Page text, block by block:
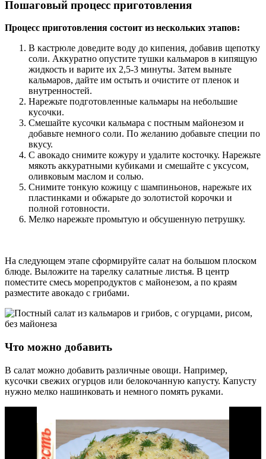
Пошаговый процесс приготовления
Процесс приготовления состоит из нескольких этапов:
В кастрюле доведите воду до кипения, добавив щепотку
соли. Аккуратно опустите тушки кальмаров в кипящую
жидкость и варите их 2,5-3 минуты. Затем выньте
кальмаров, дайте им остыть и очистите от пленок и
внутренностей.
Нарежьте подготовленные кальмары на небольшие
кусочки.
Смешайте кусочки кальмара с постным майонезом и
добавьте немного соли. По желанию добавьте специи по
вкусу.
С авокадо снимите кожуру и удалите косточку. Нарежьте
мякоть аккуратными кубиками и смешайте с уксусом,
оливковым маслом и солью.
Снимите тонкую кожицу с шампиньонов, нарежьте их
пластинками и обжарьте до золотистой корочки и
полной готовности.
Мелко нарежьте промытую и обсушенную петрушку.
На следующем этапе сформируйте салат на большом плоском
блюде. Выложите на тарелку салатные листья. В центр
поместите смесь морепродуктов с майонезом, а по краям
разместите авокадо с грибами.
Что можно добавить
В салат можно добавить различные овощи. Например,
кусочки свежих огурцов или белокочанную капусту. Капусту
нужно мелко нашинковать и немного помять руками.